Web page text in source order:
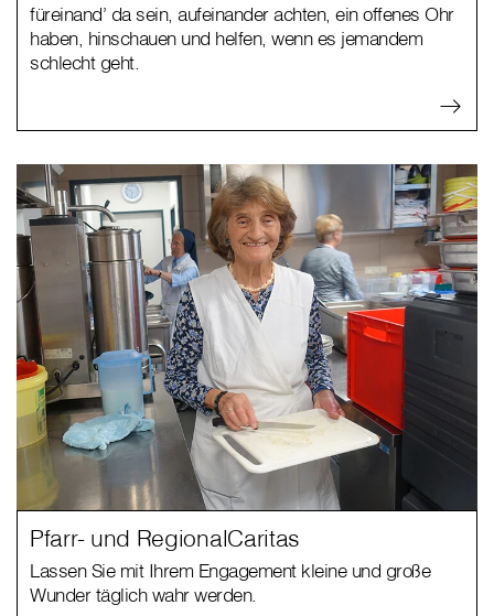
füreinand’ da sein, aufeinander achten, ein offenes Ohr
haben, hinschauen und helfen, wenn es jemandem
schlecht geht.
Pfarr- und RegionalCaritas
Lassen Sie mit Ihrem Engagement kleine und große
Wunder täglich wahr werden.